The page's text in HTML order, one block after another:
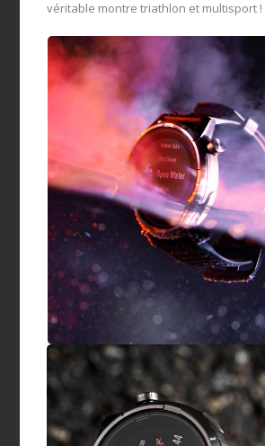
véritable montre triathlon et multisport !